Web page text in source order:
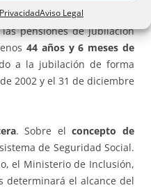
Aviso Legal
uninformerelativo al
pensiones de jubilación
44 años y 6 meses de
a la jubilación de forma
2002 y el 31 de diciembre
. Sobre elconcepto de
de Seguridad Social.
el Ministerio de Inclusión,
determinará el alcance del